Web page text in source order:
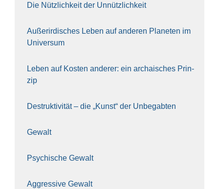
Die Nütz­lich­keit der Unnütz­lich­keit
Außer­ir­di­sches Leben auf ande­ren Pla­ne­ten im
Uni­ver­sum
Leben auf Kos­ten ande­rer: ein archai­sches Prin­
zip
Destruk­ti­vi­tät – die „Kunst“ der Unbe­gab­ten
Gewalt
Psy­chi­sche Gewalt
Aggres­si­ve Gewalt